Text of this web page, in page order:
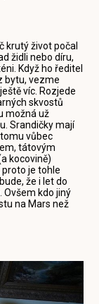
krutý život počal
židli nebo díru,
Když ho ředitel
bytu, vezme
víc. Rozjede
skvostů
možná už
Srandičky mají
vůbec
tátovým
kocovině)
proto je tohle
že i let do
Ovšem kdo jiný
na Mars než